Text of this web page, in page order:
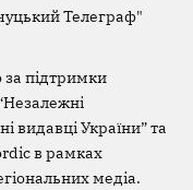
Телеграф"
за підтримки
видавці України” та
в рамках
медіа.